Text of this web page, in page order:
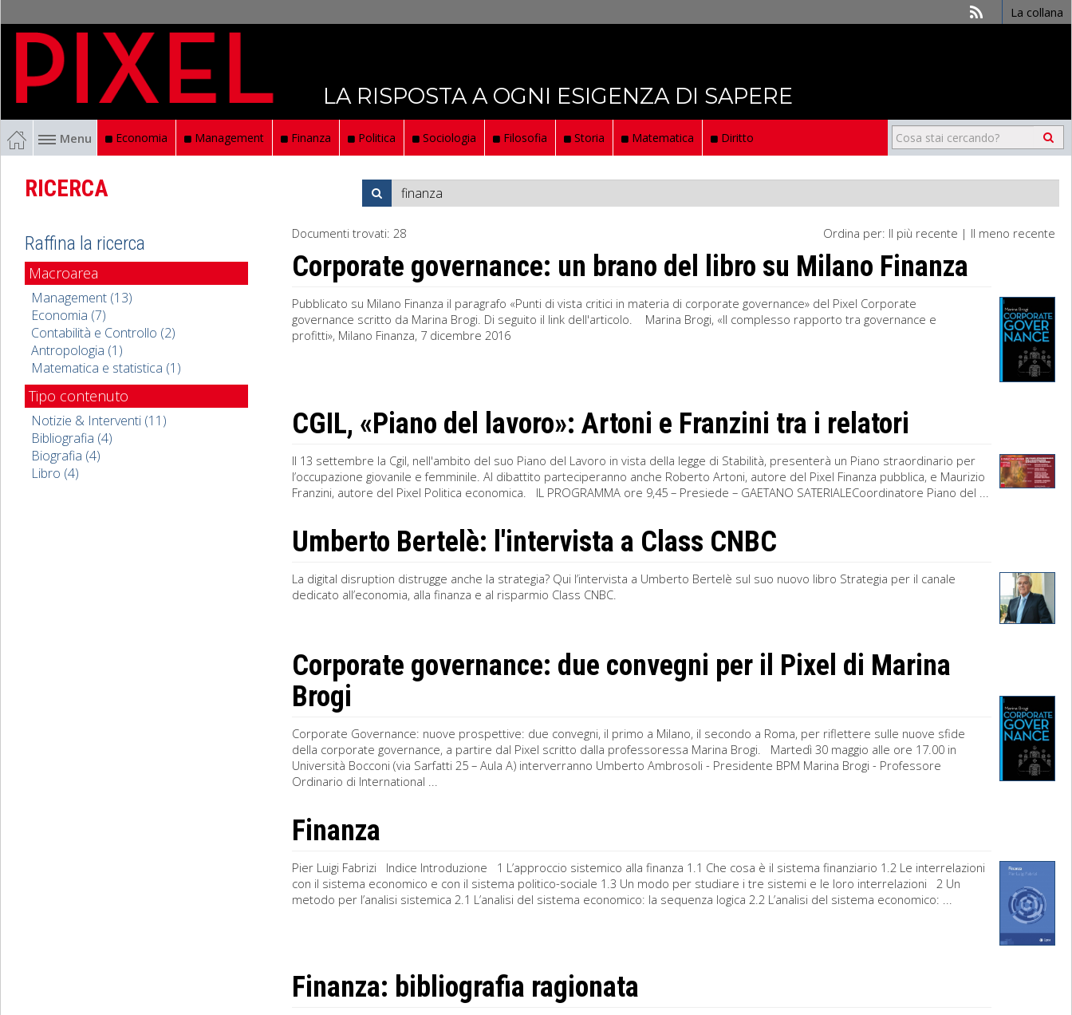
La collana
LA RISPOSTA A OGNI ESIGENZA DI SAPERE
Menu Economia Management Finanza Politica Sociologia Filosofia Storia Matematica Diritto
RICERCA
Ordina per: Il più recente | Il meno recente
Documenti trovati: 28
Corporate governance: un brano del libro su Milano Finanza
Pubblicato su Milano Finanza il paragrafo «Punti di vista critici in materia di corporate governance» del Pixel Corporate
governance scritto da Marina Brogi. Di seguito il link dell'articolo. Marina Brogi, «Il complesso rapporto tra governance e
profitti», Milano Finanza, 7 dicembre 2016
CGIL, «Piano del lavoro»: Artoni e Franzini tra i relatori
Il 13 settembre la Cgil, nell'ambito del suo Piano del Lavoro in vista della legge di Stabilità, presenterà un Piano straordinario per
l’occupazione giovanile e femminile. Al dibattito parteciperanno anche Roberto Artoni, autore del Pixel Finanza pubblica, e Maurizio
Franzini, autore del Pixel Politica economica. IL PROGRAMMA ore 9,45 – Presiede – GAETANO SATERIALECoordinatore Piano del ...
Umberto Bertelè: l'intervista a Class CNBC
La digital disruption distrugge anche la strategia? Qui l’intervista a Umberto Bertelè sul suo nuovo libro Strategia per il canale
dedicato all’economia, alla finanza e al risparmio Class CNBC.
Corporate governance: due convegni per il Pixel di Marina
Brogi
Corporate Governance: nuove prospettive: due convegni, il primo a Milano, il secondo a Roma, per riflettere sulle nuove sfide
della corporate governance, a partire dal Pixel scritto dalla professoressa Marina Brogi. Martedì 30 maggio alle ore 17.00 in
Università Bocconi (via Sarfatti 25 – Aula A) interverranno Umberto Ambrosoli - Presidente BPM Marina Brogi - Professore
Ordinario di International ...
Finanza
Pier Luigi Fabrizi Indice Introduzione 1 L’approccio sistemico alla finanza 1.1 Che cosa è il sistema finanziario 1.2 Le interrelazioni
con il sistema economico e con il sistema politico-sociale 1.3 Un modo per studiare i tre sistemi e le loro interrelazioni 2 Un
metodo per l’analisi sistemica 2.1 L’analisi del sistema economico: la sequenza logica 2.2 L’analisi del sistema economico: ...
Finanza: bibliografia ragionata
Raffina la ricerca
Macroarea
Management (13)
Economia (7)
Contabilità e Controllo (2)
Antropologia (1)
Matematica e statistica (1)
Tipo contenuto
Notizie & Interventi (11)
Bibliografia (4)
Biografia (4)
Libro (4)